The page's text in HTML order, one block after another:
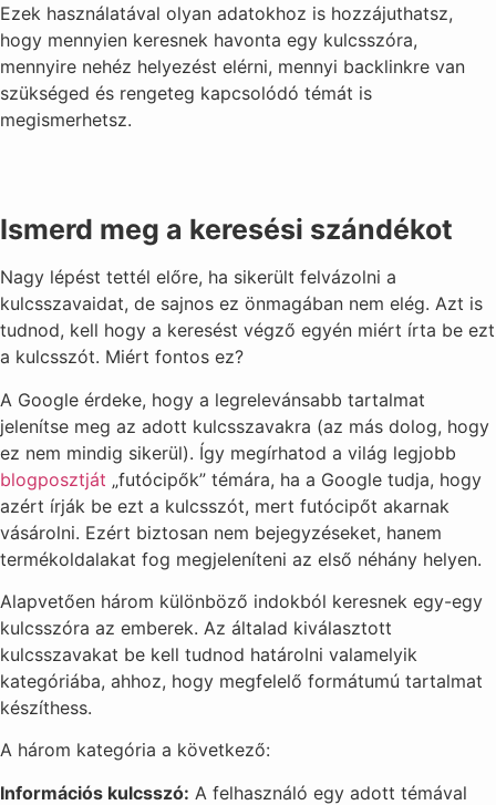
Ezek használatával olyan adatokhoz is hozzájuthatsz,
hogy mennyien keresnek havonta egy kulcsszóra,
mennyire nehéz helyezést elérni, mennyi backlinkre van
szükséged és rengeteg kapcsolódó témát is
megismerhetsz.
Ismerd meg a keresési szándékot
Nagy lépést tettél előre, ha sikerült felvázolni a
kulcsszavaidat, de sajnos ez önmagában nem elég. Azt is
tudnod, kell hogy a keresést végző egyén miért írta be ezt
a kulcsszót. Miért fontos ez?
A Google érdeke, hogy a legrelevánsabb tartalmat
jelenítse meg az adott kulcsszavakra (az más dolog, hogy
ez nem mindig sikerül). Így megírhatod a világ legjobb
blogposztját „futócipők” témára, ha a Google tudja, hogy
azért írják be ezt a kulcsszót, mert futócipőt akarnak
vásárolni. Ezért biztosan nem bejegyzéseket, hanem
termékoldalakat fog megjeleníteni az első néhány helyen.
Alapvetően három különböző indokból keresnek egy-egy
kulcsszóra az emberek. Az általad kiválasztott
kulcsszavakat be kell tudnod határolni valamelyik
kategóriába, ahhoz, hogy megfelelő formátumú tartalmat
készíthess.
A három kategória a következő:
Információs kulcsszó: A felhasználó egy adott témával